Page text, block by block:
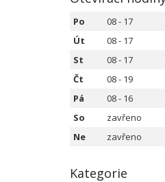
Po
08 - 17
Út
08 - 17
St
08 - 17
Čt
08 - 19
Pá
08 - 16
So
zavřeno
Ne
zavřeno
Kategorie